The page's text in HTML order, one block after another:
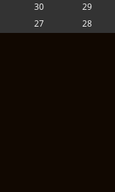
30
29
27 28